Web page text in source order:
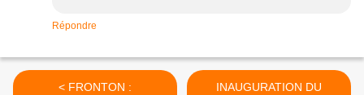
Répondre
< FRONTON :
INAUGURATION DU